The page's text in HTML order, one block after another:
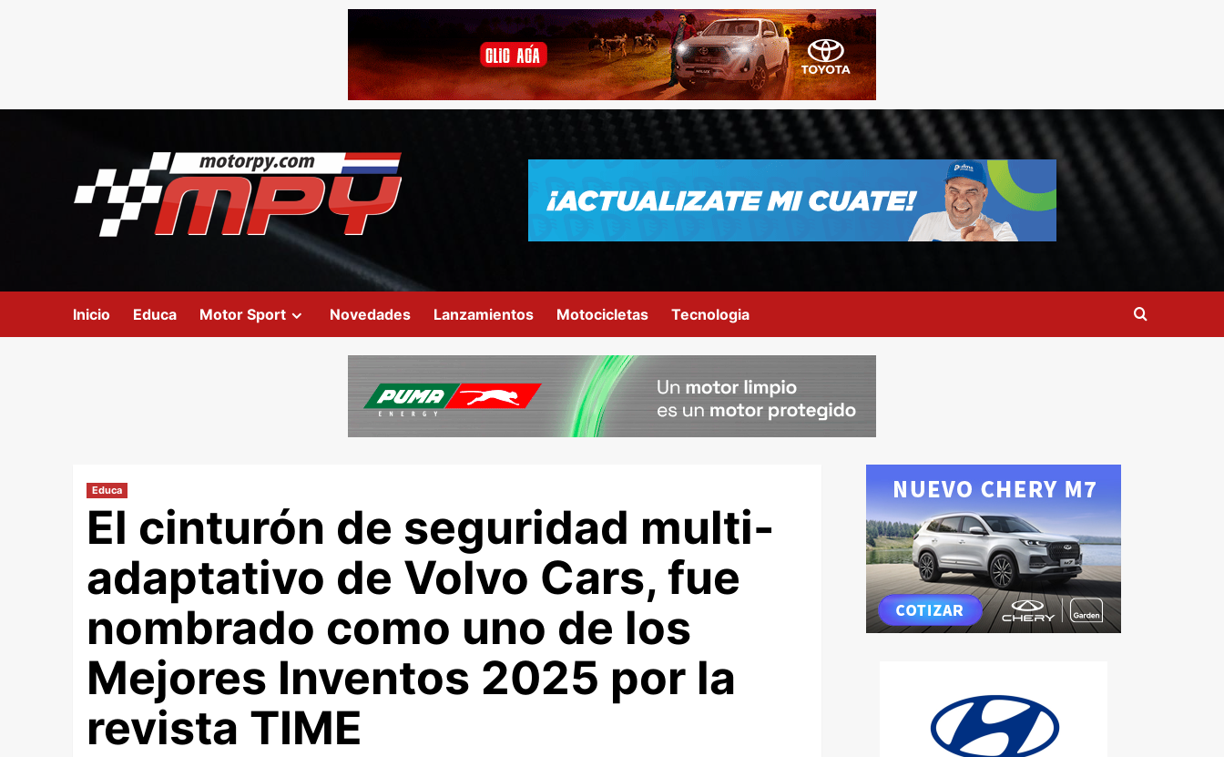
Inicio Educa Motor Sport Novedades Lanzamientos Motocicletas Tecnologia
Educa
El cinturón de seguridad multi-
adaptativo de Volvo Cars, fue
nombrado como uno de los
Mejores Inventos 2025 por la
revista TIME